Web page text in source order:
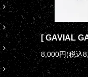
[ GAVIAL
8,000円(税込